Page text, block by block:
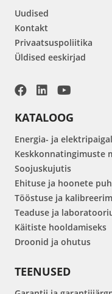
Uudised
Kontakt
Privaatsuspoliitika
Üldised eeskirjad
KATALOOG
Energia- ja
Keskkonnatingimuste
Soojuskujutis
Ehituse ja hoonete
Tööstuse ja
Teaduse ja
Käitiste hooldamiseks
Droonid ja ohutus
TEENUSED